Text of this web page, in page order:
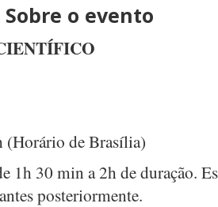
Sobre o evento
(Horário de Brasília)
1h 30 min a 2h de duração.
posteriormente.